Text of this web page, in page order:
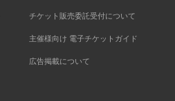
チケット販売委託受付について
主催様向け 電子チケットガイド
広告掲載について